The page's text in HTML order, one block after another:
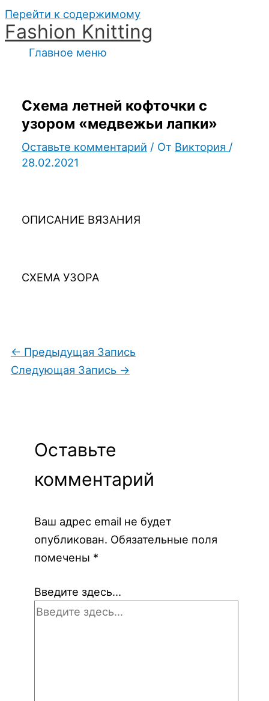
Перейти к содержимому
Fashion Knitting
Главное меню
Схема летней кофточки с
узором «медвежьи лапки»
Оставьте комментарий / От Виктория /
28.02.2021
ОПИСАНИЕ ВЯЗАНИЯ
СХЕМА УЗОРА
← Предыдущая Запись
Следующая Запись →
Оставьте
комментарий
Ваш адрес email не будет
опубликован. Обязательные поля
помечены *
Введите здесь...